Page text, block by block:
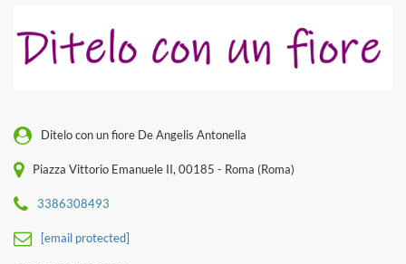
Ditelo con un fiore De Angelis Antonella
Piazza Vittorio Emanuele II, 00185 - Roma (Roma)
3386308493
[email protected]